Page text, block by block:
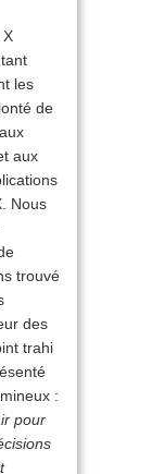
X
les
de
aux
Nous
trouvé
des
trahi
:
pour